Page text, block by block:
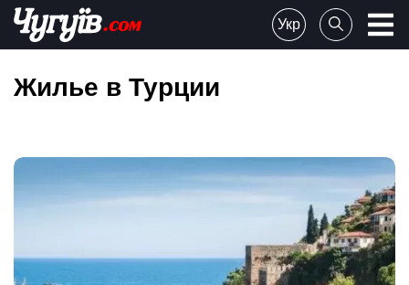
Skip
content
Chuguiv
Укр
Жилье в Турции